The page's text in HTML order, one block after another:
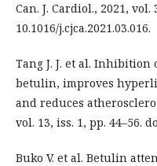
Can. J. Cardiol., 2021, vol.
10.1016/j.cjca.2021.03.016.
Tang J. J. et al. Inhibition
betulin, improves
and reduces
vol. 13, iss. 1, pp. 44–56.
Buko V. et al. Betulin